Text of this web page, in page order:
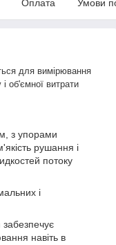
Оплата Умови
для вимірювання
об'ємної витрати
з упорами
рушання і
потоку
і
забезпечує
навіть в